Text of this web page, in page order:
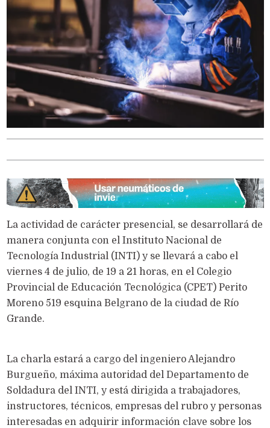
La actividad de carácter presencial, se desarrollará de
manera conjunta con el Instituto Nacional de
Tecnología Industrial (INTI) y se llevará a cabo el
viernes 4 de julio, de 19 a 21 horas, en el Colegio
Provincial de Educación Tecnológica (CPET) Perito
Moreno 519 esquina Belgrano de la ciudad de Río
Grande.
La charla estará a cargo del ingeniero Alejandro
Burgueño, máxima autoridad del Departamento de
Soldadura del INTI, y está dirigida a trabajadores,
instructores, técnicos, empresas del rubro y personas
interesadas en adquirir información clave sobre los